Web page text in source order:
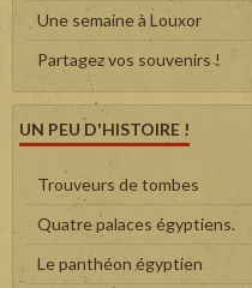
Une semaine à Louxor
Partagez vos souvenirs !
UN PEU D'HISTOIRE !
Trouveurs de tombes
Quatre palaces égyptiens.
Le panthéon égyptien